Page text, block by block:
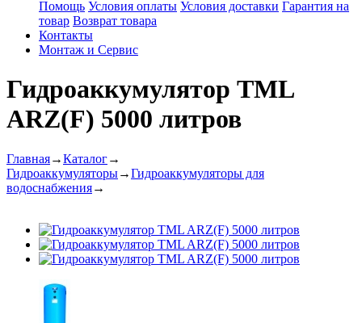
Помощь Условия оплаты Условия доставки Гарантия на
товар Возврат товара
Контакты
Монтаж и Сервис
Гидроаккумулятор TML
ARZ(F) 5000 литров
Главная→Каталог→
Гидроаккумуляторы→Гидроаккумуляторы для
водоснабжения→